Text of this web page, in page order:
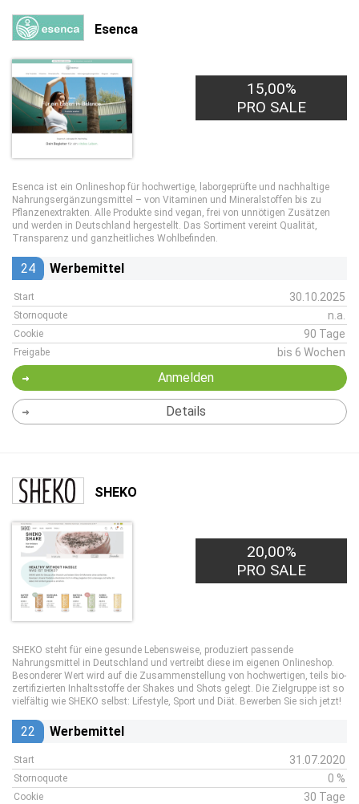
Esenca
15,00%
PRO SALE
Esenca ist ein Onlineshop für hochwertige, laborgeprüfte und nachhaltige
Nahrungsergänzungsmittel – von Vitaminen und Mineralstoffen bis zu
Pflanzenextrakten. Alle Produkte sind vegan, frei von unnötigen Zusätzen
und werden in Deutschland hergestellt. Das Sortiment vereint Qualität,
Transparenz und ganzheitliches Wohlbefinden.
24 Werbemittel
Start 30.10.2025
Stornoquote n.a.
Cookie 90 Tage
Freigabe bis 6 Wochen
Anmelden
Details
SHEKO
20,00%
PRO SALE
SHEKO steht für eine gesunde Lebensweise, produziert passende
Nahrungsmittel in Deutschland und vertreibt diese im eigenen Onlineshop.
Besonderer Wert wird auf die Zusammenstellung von hochwertigen, teils bio-
zertifizierten Inhaltsstoffe der Shakes und Shots gelegt. Die Zielgruppe ist so
vielfältig wie SHEKO selbst: Lifestyle, Sport und Diät. Bewerben Sie sich jetzt!
22 Werbemittel
Start 31.07.2020
Stornoquote 0 %
Cookie 30 Tage